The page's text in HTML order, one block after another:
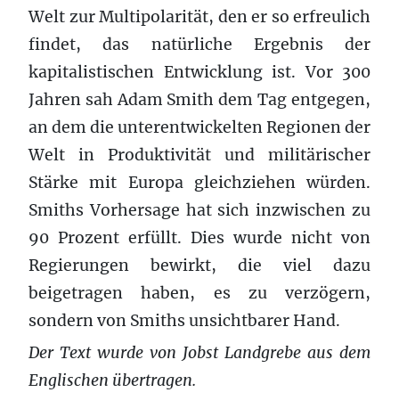
Welt zur Multipolarität, den er so erfreulich
findet, das natürliche Ergebnis der
kapitalistischen Entwicklung ist. Vor 300
Jahren sah Adam Smith dem Tag entgegen,
an dem die unterentwickelten Regionen der
Welt in Produktivität und militärischer
Stärke mit Europa gleichziehen würden.
Smiths Vorhersage hat sich inzwischen zu
90 Prozent erfüllt. Dies wurde nicht von
Regierungen bewirkt, die viel dazu
beigetragen haben, es zu verzögern,
sondern von Smiths unsichtbarer Hand.
Der Text wurde von Jobst Landgrebe aus dem
Englischen übertragen.